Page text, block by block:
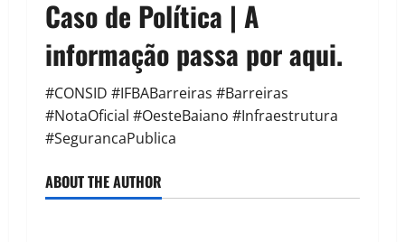
Caso de Política | A
informação passa por aqui.
#CONSID #IFBABarreiras #Barreiras
#NotaOficial #OesteBaiano #Infraestrutura
#SegurancaPublica
ABOUT THE AUTHOR